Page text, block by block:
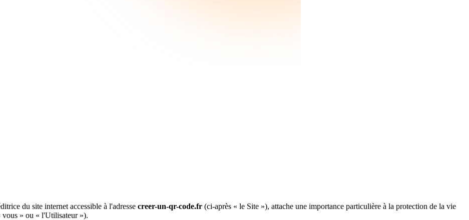
du site internet accessible à l'adresse creer-un-qr-code.fr (ci-après « le Site »), attache une importance particulière à la protection de la vie
vous » ou « l'Utilisateur »).